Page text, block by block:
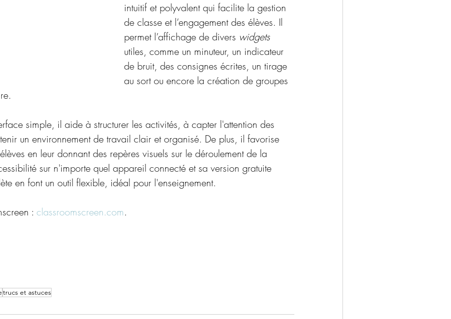
intuitif et polyvalent qui facilite la gestion
de classe et l’engagement des élèves. Il
permet l’affichage de divers widgets
utiles, comme un minuteur, un indicateur
de bruit, des consignes écrites, un tirage
au sort ou encore la création de groupes
simple, il aide à structurer les activités, à capter l'attention des
un environnement de travail clair et organisé. De plus, il favorise
en leur donnant des repères visuels sur le déroulement de la
sur n'importe quel appareil connecté et sa version gratuite
en font un outil flexible, idéal pour l'enseignement.
: classroomscreen.com.
trucs et astuces